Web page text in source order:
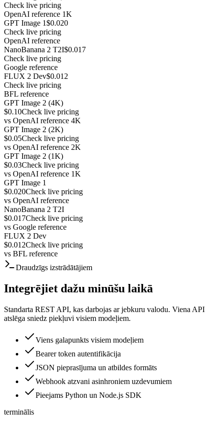
Check live pricing
OpenAI reference 1K
GPT Image 1$0.020
Check live pricing
OpenAI reference
NanoBanana 2 T2I$0.017
Check live pricing
Google reference
FLUX 2 Dev$0.012
Check live pricing
BFL reference
GPT Image 2 (4K)
$0.10Check live pricing
vs OpenAI reference 4K
GPT Image 2 (2K)
$0.05Check live pricing
vs OpenAI reference 2K
GPT Image 2 (1K)
$0.03Check live pricing
vs OpenAI reference 1K
GPT Image 1
$0.020Check live pricing
vs OpenAI reference
NanoBanana 2 T2I
$0.017Check live pricing
vs Google reference
FLUX 2 Dev
$0.012Check live pricing
vs BFL reference
Draudzīgs izstrādātājiem
Integrējiet dažu minūšu laikā
Standarta REST API, kas darbojas ar jebkuru valodu. Viena API
atslēga sniedz piekļuvi visiem modeļiem.
Viens galapunkts visiem modeļiem
Bearer token autentifikācija
JSON pieprasījuma un atbildes formāts
Webhook atzvani asinhroniem uzdevumiem
Pieejams Python un Node.js SDK
terminālis